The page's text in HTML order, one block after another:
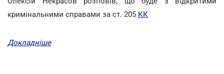
кримінальними справами за ст. 205 КК
Докладніше